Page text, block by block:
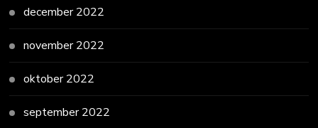
december 2022
november 2022
oktober 2022
september 2022